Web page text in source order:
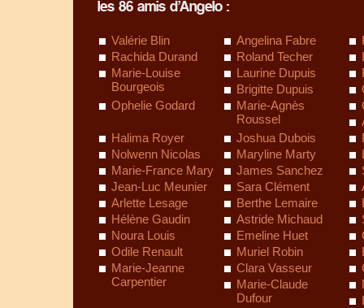
les 86 amis d’Angelo :
Valérie Blin Angelina Fabre
Rachida Durand
Roland Techer
Marie-Louise
Bourgeois
Laurine Dupuis
Brigitte Dupuis
Ophelie Godard
Marie-Agnès
Roussel
Halima Royer
Joshua Dubois
Nolwenn Nicolas
Maryline Marty
Marie-France Mary
James Sanchez
Jean-Luc Meunier
Sara Clément
Arlette Lesage
Berthe Lemaire
Hélène Gaudin
Astride Michaud
Noura Louis
Emeline Huet
Odile Renault
Muriel Robin
Marie-Jeanne
Carpentier
Clara Vasseur
Marie-Claude
Dufour